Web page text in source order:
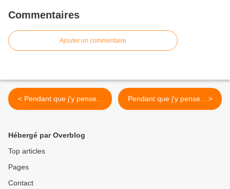
Commentaires
Ajouter un commentaire
< Pendant que j'y pense... Pendant que j'y pense... >
Hébergé par Overblog
Top articles
Pages
Contact